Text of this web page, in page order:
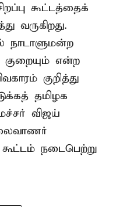
கூட்டத்தைக்
வருகிறது.
நாடாளுமன்ற
என்ற
குறித்து
தமிழக
விஜய்
நடைபெற்று